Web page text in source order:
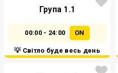
Група 1.1
00:00 - 24:00 ON
💡 Світло буде весь день